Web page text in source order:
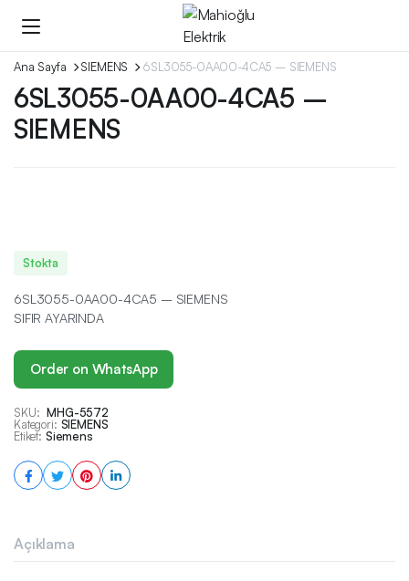
Ana Sayfa SIEMENS 6SL3055-0AA00-4CA5 – SIEMENS
6SL3055-0AA00-4CA5 –
SIEMENS
Stokta
6SL3055-0AA00-4CA5 – SIEMENS
SIFIR AYARINDA
Order on WhatsApp
SKU: MHG-5572
Kategori: SIEMENS
Etiket: Siemens
Açıklama